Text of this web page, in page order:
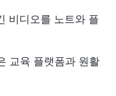
비디오를 노트와 플
교육 플랫폼과 원활